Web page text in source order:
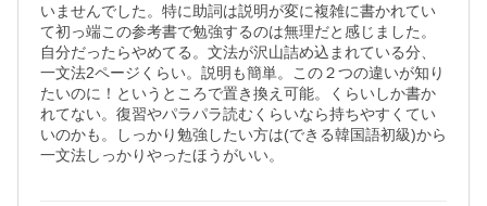
いませんでした。特に助詞は説明が変に複雑に書かれてい
て初っ端この参考書で勉強するのは無理だと感じました。
自分だったらやめてる。文法が沢山詰め込まれている分、
一文法2ページくらい。説明も簡単。この２つの違いが知り
たいのに！というところで置き換え可能。くらいしか書か
れてない。復習やパラパラ読むくらいなら持ちやすくてい
いのかも。しっかり勉強したい方は(できる韓国語初級)から
一文法しっかりやったほうがいい。